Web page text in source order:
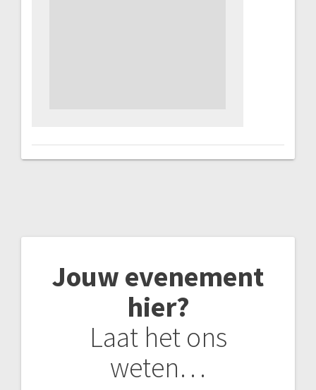
Jouw evenement
hier?
Laat het ons
weten…